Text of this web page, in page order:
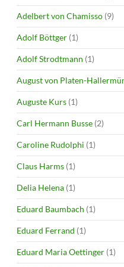
Adelbert von Chamisso (9)
Adolf Böttger (1)
Adolf Strodtmann (1)
August von Platen-
Auguste Kurs (1)
Carl Hermann Busse (2)
Caroline Rudolphi (1)
Claus Harms (1)
Delia Helena (1)
Eduard Baumbach (1)
Eduard Ferrand (1)
Eduard Maria Oettinger (1)